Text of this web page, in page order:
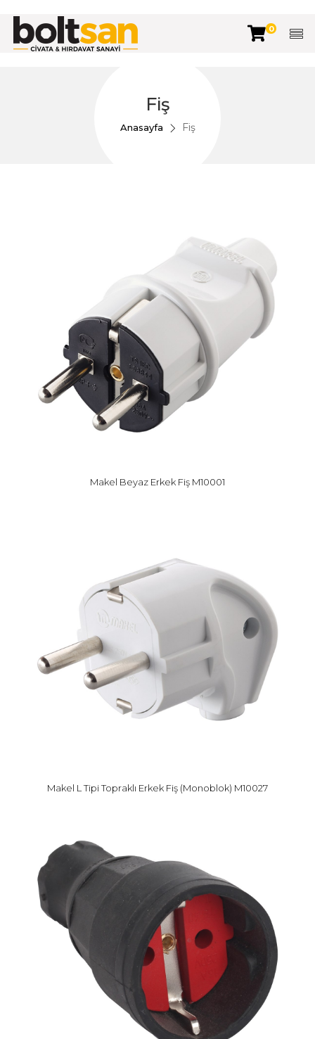
0
Fiş
Anasayfa Fiş
Makel Beyaz Erkek Fiş M10001
Makel L Tipi Topraklı Erkek Fiş (Monoblok) M10027